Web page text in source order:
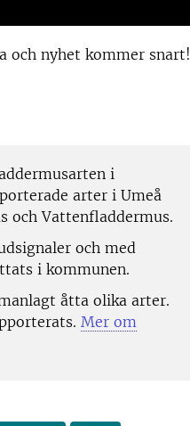
och nyhet kommer snart!
i
arter i Umeå
och Vattenfladdermus.
och med
i kommunen.
åtta olika arter.
Mer om